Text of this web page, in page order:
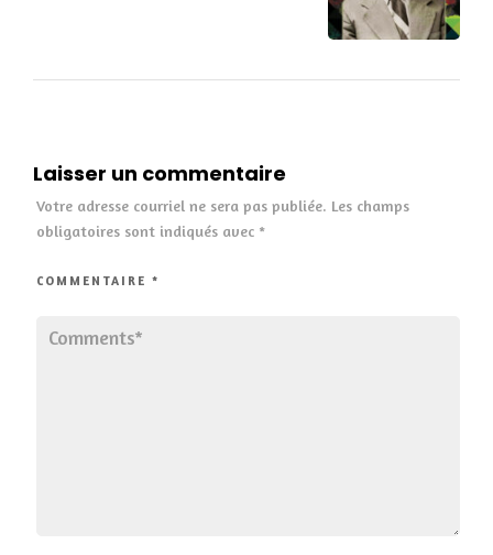
Laisser un commentaire
Votre adresse courriel ne sera pas publiée. Les champs
obligatoires sont indiqués avec *
COMMENTAIRE *